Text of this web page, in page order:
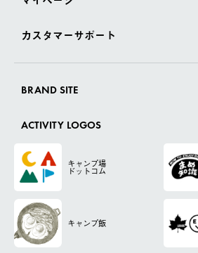
カスタマーサポート
BRAND SITE
ACTIVITY LOGOS
キャンプ場
ドットコム
キャンプ飯